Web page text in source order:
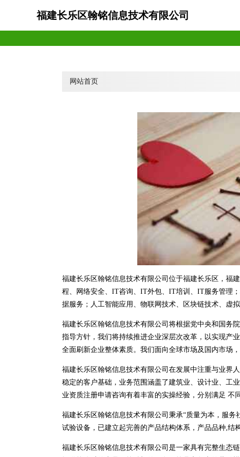
福建长乐区翰铭信息技术有限公司
网站首页
福建长乐区翰铭信息技术有限公司位于福建长乐区，福
程、网络安全、IT咨询、IT外包、IT培训、IT服务管理
据服务；人工智能应用、物联网技术、区块链技术、虚
福建长乐区翰铭信息技术有限公司将根据党中央和国务
指导方针，我们将持续推进企业深层次改革，以实现产
全面刷新企业整体素质。我们面向全球市场及国内市场
福建长乐区翰铭信息技术有限公司在发展中注重与业界
稳定的客户基础，业务范围涵盖了建筑业、设计业、工
业资质注册申请咨询有着丰富的实操经验，分别满足 不
福建长乐区翰铭信息技术有限公司秉承“质量为本，服
试验设备，已建立起完善的产品结构体系，产品品种,结
福建长乐区翰铭信息技术有限公司是一家具有完整生态